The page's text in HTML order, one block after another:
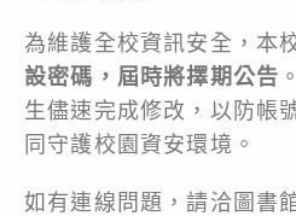
為維護全校資訊安全，本
設密碼，屆時將擇期公告
生儘速完成修改，以防帳
同守護校園資安環境。
如有連線問題，請洽圖書